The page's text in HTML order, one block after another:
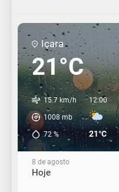
Içara
21°C
15.7 km/h
1008 mb
72%
12:00
21°C
8 de agosto
Hoje